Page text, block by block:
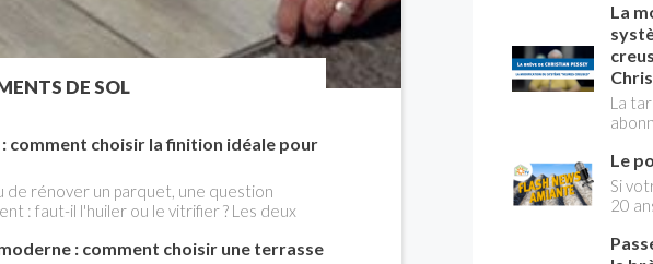
DE SOL
comment choisir la finition idéale pour
de rénover un parquet, une question
: faut-il l'huiler ou le vitrifier ? Les deux
concrètes sur le rendu,
: comment choisir une terrasse
vous
La
La
ce
Le
Si
20